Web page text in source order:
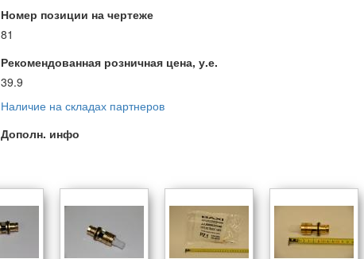
Номер позиции на чертеже
81
Рекомендованная розничная цена, у.е.
39.9
Наличие на складах партнеров
Дополн. инфо